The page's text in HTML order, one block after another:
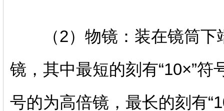
（2）物镜：装在镜筒下
镜，其中最短的刻有“10×”符
号的为高倍镜，最长的刻有